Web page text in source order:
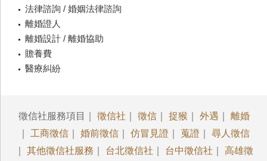
法律諮詢 / 婚姻法律諮詢
離婚證人
離婚設計 / 離婚協助
贍養費
醫療糾紛
徵信社服務項目｜ 徵信社 徵信 捉猴 外遇
離婚
工商徵信 婚前徵信 仿冒見證 蒐證
尋人徵信
其他徵信社服務 台北徵信社 台中徵信社 高雄徵